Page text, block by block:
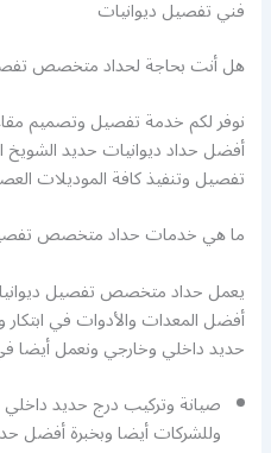
فني تفصيل ديوانيات
هل أنت بحاجة لحداد متخصص
نوفر لكم خدمة تفصيل وتصميم
أفضل حداد ديوانيات حديد الشويخ
تفصيل وتنفيذ كافة الموديلات
ما هي خدمات حداد متخصص
يعمل حداد متخصص تفصيل
أفضل المعدات والأدوات في
حديد داخلي وخارجي ونعمل أيضا
صيانة وتركيب درج حديد داخلي
وللشركات أيضا وبخبرة أفضل